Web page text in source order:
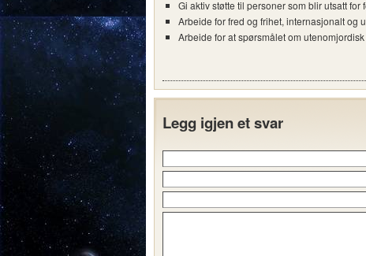
Gi aktiv støtte til personer som blir utsatt
Arbeide for fred og frihet, internasjonalt og
Arbeide for at spørsmålet om
Legg igjen et svar